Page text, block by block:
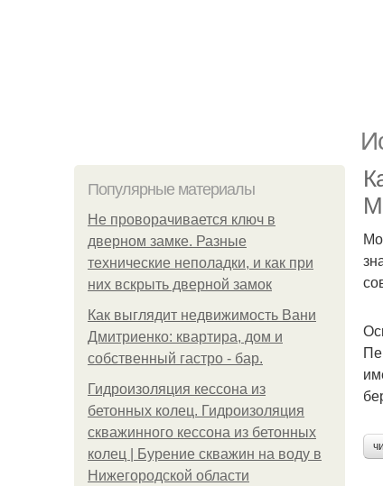
Популярные материалы
Не проворачивается ключ в
дверном замке. Разные
технические неполадки, и как при
них вскрыть дверной замок
Как выглядит недвижимость Вани
Дмитриенко: квартира, дом и
собственный гастро - бар.
Гидроизоляция кессона из
бетонных колец. Гидроизоляция
скважинного кессона из бетонных
колец | Бурение скважин на воду в
Нижегородской области